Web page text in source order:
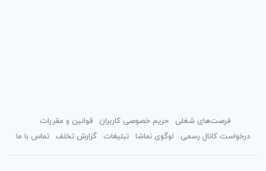
فرصت‌های شغلی حریم خصوصی کاربران
قوانین و مقررات
درخواست کانال رسمی
لوگوی نماشا تبلیغات گزارش تخلف تماس با ما